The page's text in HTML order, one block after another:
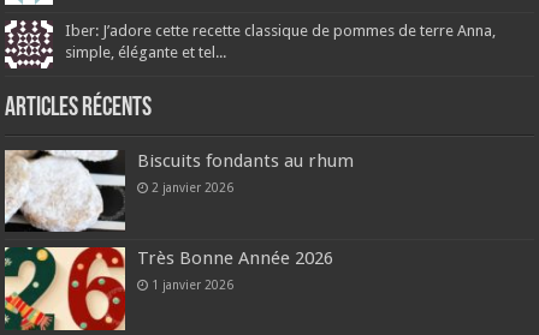
Iber: J’adore cette recette classique de pommes de terre Anna,
simple, élégante et tel...
Articles récents
Biscuits fondants au rhum
2 janvier 2026
Très Bonne Année 2026
1 janvier 2026